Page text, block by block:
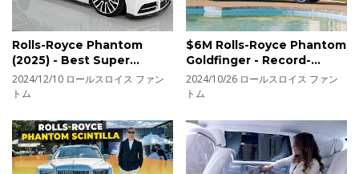
Rolls-Royce Phantom
(2025) - Best Super
Luxury Sedan!
2024/12/10 ロールスロイス ファン
トム
$6M Rolls-Royce Phantom
Goldfinger - Record-
breaking Gold in Rolls-
Royce design
2024/10/26 ロールスロイス ファン
トム